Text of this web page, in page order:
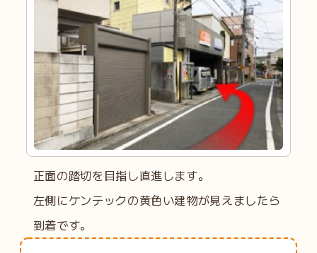
正面の踏切を目指し直進します。
左側にケンテックの黄色い建物が見えましたら
到着です。